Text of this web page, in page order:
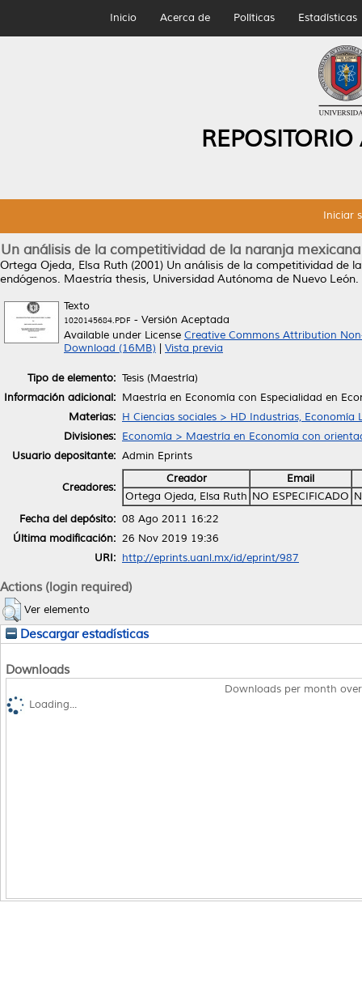
Inicio Acerca de Políticas Estadísticas
Iniciar
Un análisis de la competitividad de la naranja
Ortega Ojeda, Elsa Ruth (2001) Un análisis de la competitividad de
endógenos. Maestría thesis, Universidad Autónoma de Nuevo León.
Texto
1020145684.PDF - Versión Aceptada
Available under License Creative Commons Attribution
Download (16MB)
Vista previa
Tipo de elemento: Tesis (Maestría)
Información adicional: Maestría en Economía con Especialidad en
Materias: H Ciencias sociales > HD Industrias, Economía
Divisiones: Economía > Maestría en Economía con
Usuario depositante: Admin Eprints
Creadores:
Creador
Email
Ortega Ojeda, Elsa Ruth NO ESPECIFICADO
Fecha del depósito: 08 Ago 2011 16:22
Última modificación: 26 Nov 2019 19:36
URI: http://eprints.uanl.mx/id/eprint/987
Actions (login required)
Ver elemento
Descargar estadísticas
Downloads
Downloads per month
Loading...